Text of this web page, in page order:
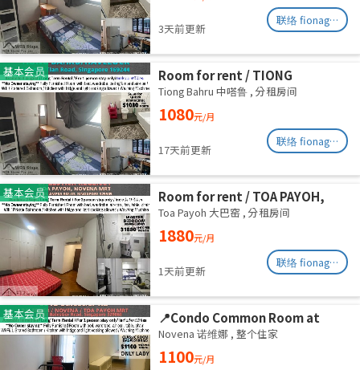
3天前更新
联络 fionag@transinex.com.sg
基本会员
Room for rent / TIONG
BAHRU/HAVELOCK / Common
room / 1pax stay / Available 6
August
Tiong Bahru 中嗒鲁 , 分租房间
1080元/月
17天前更新
联络 fionag@transinex.com.sg
基本会员
Room for rent / TOA PAYOH,
NOVENA MRT / Master room /
1pax stay / Available Sept 2
Toa Payoh 大巴窑 , 分租房间
1880元/月
1天前更新
联络 fionag@transinex.com.sg
基本会员
📍Condo Common Room at
Balestier - Available
Immediately
Novena 诺维娜 , 整个住家
1100元/月